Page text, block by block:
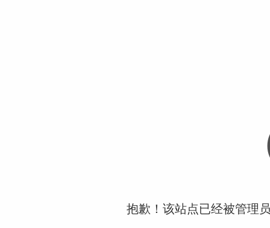
抱歉！该站点已经被管理